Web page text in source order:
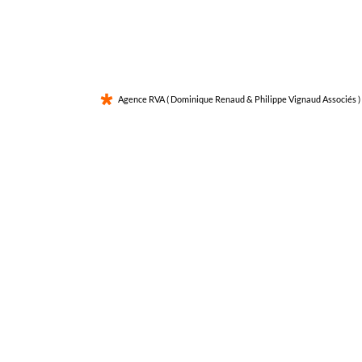
Agence RVA ( Dominique Renaud & Philippe Vignaud Associés